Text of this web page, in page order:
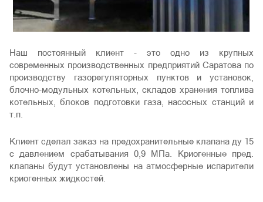
Наш постоянный клиент - это одно из крупных
современных производственных предприятий Саратова по
производству газорегуляторных пунктов и установок,
блочно-модульных котельных, складов хранения топлива
котельных, блоков подготовки газа, насосных станций и
т.п.
Клиент сделал заказ на предохранительные клапана ду 15
с давлением срабатывания 0,9 МПа. Криогенные пред.
клапаны будут установлены на атмосферные испарители
криогенных жидкостей.